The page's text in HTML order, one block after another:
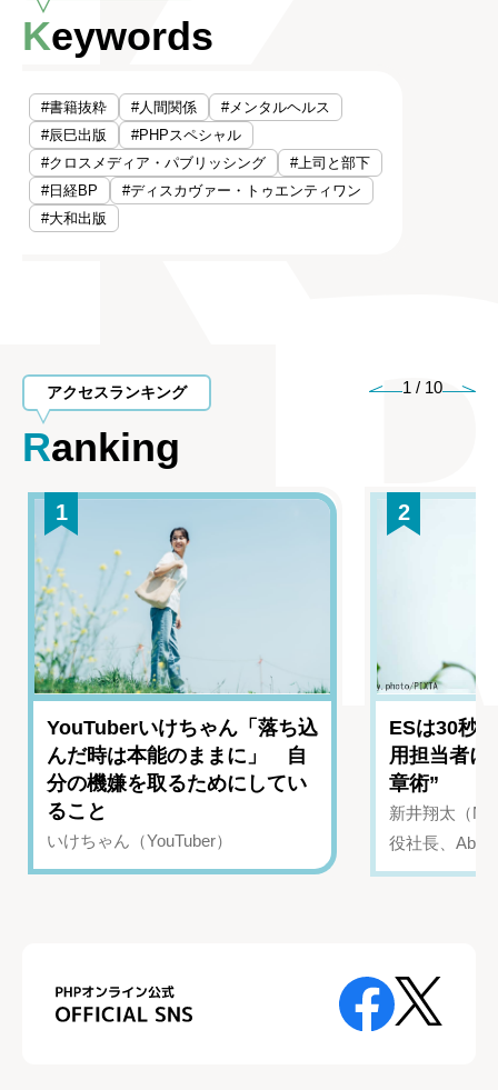
Keywords
#書籍抜粋 #人間関係
#メンタルヘルス
#辰巳出版
#PHPスペシャル
#クロスメディア・パブリッシング
#上司と部下
#日経BP
#ディスカヴァー・トゥエンティワン
#大和出版
アクセスランキング
Ranking
1 / 10
1
YouTuberいけちゃん「落ち込
んだ時は本能のままに」 自
分の機嫌を取るためにしてい
ること
いけちゃん（YouTuber）
2
ESは30秒
用担当者に
章術”
新井翔太（
役社長、